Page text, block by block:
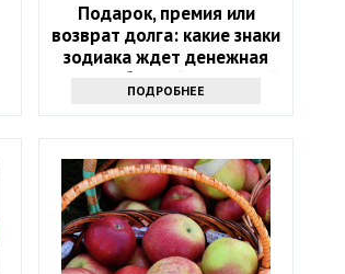
Подарок, премия или
возврат долга: какие знаки
зодиака ждет денежная
удача в ближайшие 5 дней
ПОДРОБНЕЕ